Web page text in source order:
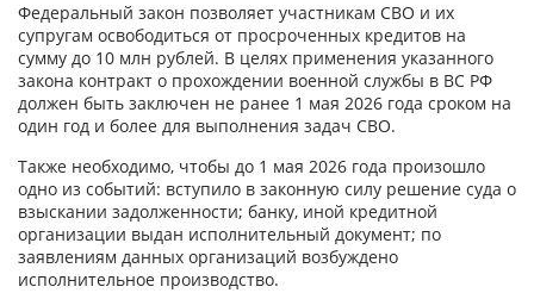
Федеральный закон позволяет участникам СВО и их
супругам освободиться от просроченных кредитов на
сумму до 10 млн рублей. В целях применения указанного
закона контракт о прохождении военной службы в ВС РФ
должен быть заключен не ранее 1 мая 2026 года сроком на
один год и более для выполнения задач СВО.
Также необходимо, чтобы до 1 мая 2026 года произошло
одно из событий: вступило в законную силу решение суда о
взыскании задолженности; банку, иной кредитной
организации выдан исполнительный документ; по
заявлениям данных организаций возбуждено
исполнительное производство.